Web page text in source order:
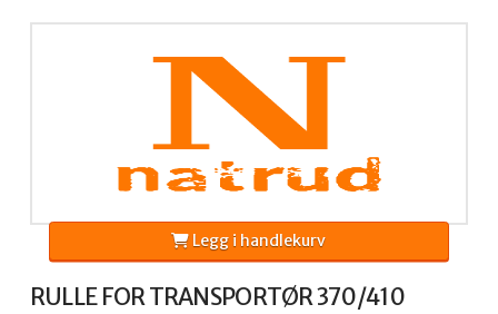
RULLE FOR TRANSPORTØR 370/410
Legg i handlekurv